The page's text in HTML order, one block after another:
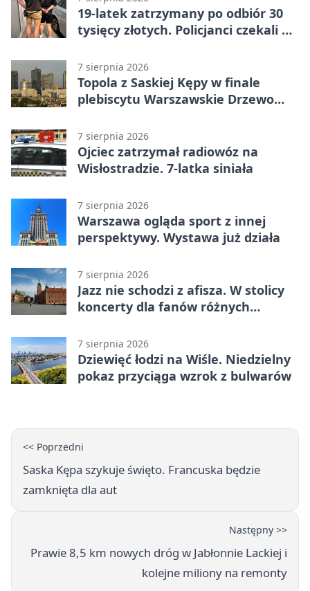
19-latek zatrzymany po odbiór 30
tysięcy złotych. Policjanci czekali w
7 sierpnia 2026
Topola z Saskiej Kępy w finale
plebiscytu Warszawskie Drzewo
7 sierpnia 2026
Ojciec zatrzymał radiowóz na
Wisłostradzie. 7-latka siniała
7 sierpnia 2026
Warszawa ogląda sport z innej
perspektywy. Wystawa już działa
7 sierpnia 2026
Jazz nie schodzi z afisza. W stolicy
koncerty dla fanów różnych
7 sierpnia 2026
Dziewięć łodzi na Wiśle. Niedzielny
pokaz przyciąga wzrok z bulwarów
<< Poprzedni
Saska Kępa szykuje święto. Francuska będzie
zamknięta dla aut
Następny >>
Prawie 8,5 km nowych dróg w Jabłonnie Lackiej i
kolejne miliony na remonty